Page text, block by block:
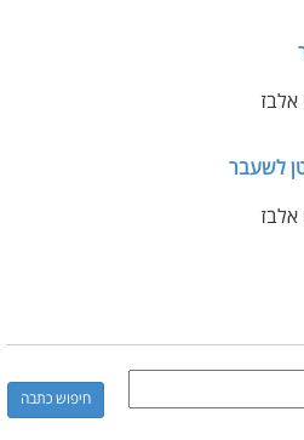
לשעבר